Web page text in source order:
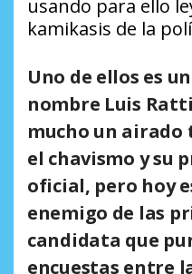
usando para ello
kamikasis de la
Uno de ellos es
nombre Luis
mucho un
el chavismo y su
oficial, pero hoy
enemigo de las
candidata que
encuestas entre